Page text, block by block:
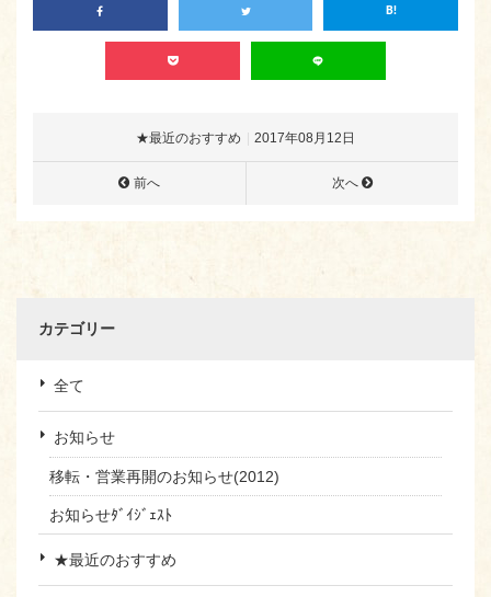
★最近のおすすめ 2017年08月12日
前へ 次へ
カテゴリー
全て
お知らせ
移転・営業再開のお知らせ(2012)
お知らせﾀﾞｲｼﾞｪｽﾄ
★最近のおすすめ